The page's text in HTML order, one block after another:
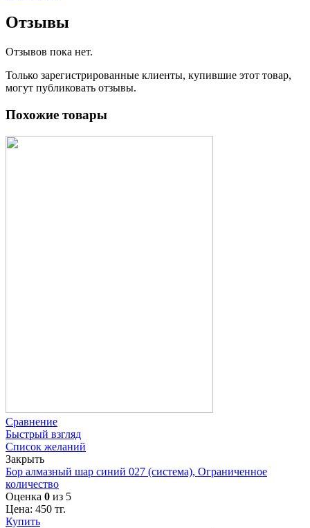
Отзывы
Отзывов пока нет.
Только зарегистрированные клиенты, купившие этот товар,
могут публиковать отзывы.
Похожие товары
Сравнение
Быстрый взгляд
Список желаний
Закрыть
Бор алмазный шар синий 027 (система), Ограниченное
количество
Оценка 0 из 5
Цена: 450 тг.
Купить